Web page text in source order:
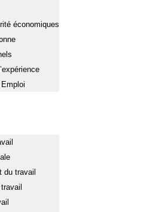
économiques
du travail